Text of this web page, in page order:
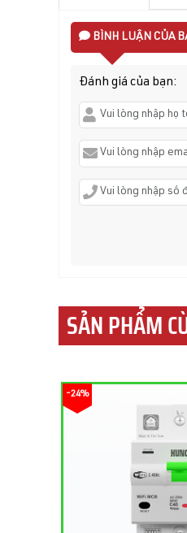
BÌNH LUẬN CỦA
Đánh giá của bạn:
SẢN PHẨM
-24%